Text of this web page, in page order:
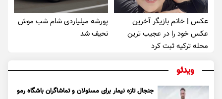
عکس | خانم بازیگر آخرین
عکس خود را در عجیب ترین
محله ترکیه ثبت کرد
پورشه میلیاردی شام شب موش‌
نحیف شد
ویدئو
جنجال تازه نیمار برای مسئولان و تماشاگران باشگاه رمو